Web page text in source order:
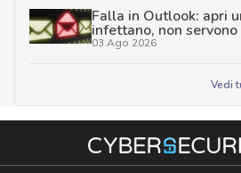
Falla in Outlook: apri
infettano, non
03 Ago 2026
Vedi